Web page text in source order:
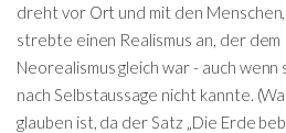
dreht vor Ort und mit den
strebte einen Realismus an, der
Neorealismus gleich war - auch wenn
nach Selbstaussage nicht kannte.
glauben ist, da der Satz „Die Erde